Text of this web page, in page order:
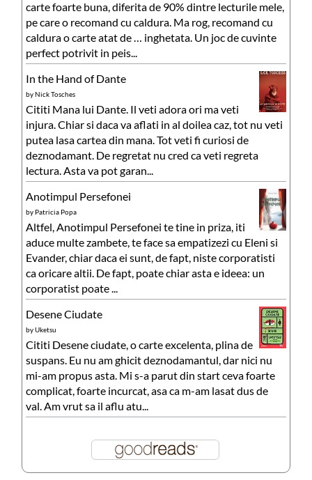
carte foarte buna, diferita de 90% dintre lecturile mele,
pe care o recomand cu caldura. Ma rog, recomand cu
caldura o carte atat de … inghetata. Un joc de cuvinte
perfect potrivit in peis...
In the Hand of Dante
byNick Tosches
Cititi Mana lui Dante. Il veti adora ori ma veti
injura. Chiar si daca va aflati in al doilea caz, tot nu veti
putea lasa cartea din mana. Tot veti fi curiosi de
deznodamant. De regretat nu cred ca veti regreta
lectura. Asta va pot garan...
Anotimpul Persefonei
by Patricia Popa
Altfel, Anotimpul Persefonei te tine in priza, iti
aduce multe zambete, te face sa empatizezi cu Eleni si
Evander, chiar daca ei sunt, de fapt, niste corporatisti
ca oricare altii. De fapt, poate chiar asta e ideea: un
corporatist poate ...
Desene Ciudate
byUketsu
Cititi Desene ciudate, o carte excelenta, plina de
suspans. Eu nu am ghicit deznodamantul, dar nici nu
mi-am propus asta. Mi s-a parut din start ceva foarte
complicat, foarte incurcat, asa ca m-am lasat dus de
val. Am vrut sa il aflu atu...